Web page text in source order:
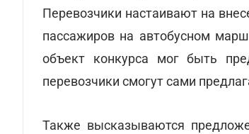
Перевозчики настаивают на
пассажиров на автобусном
объект конкурса мог быть
перевозчики смогут сами
Также высказываются